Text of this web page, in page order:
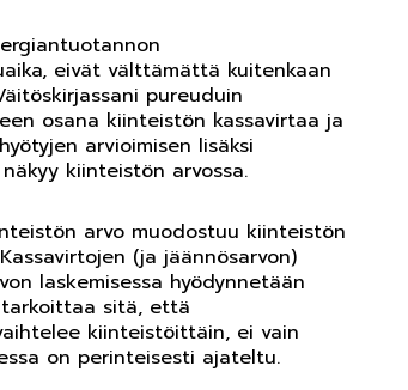
eivät välttämättä kuitenkaan
pureuduin
osana kiinteistön kassavirtaa ja
arvioimisen lisäksi
kiinteistön arvossa.
arvo muodostuu kiinteistön
(ja jäännösarvon)
laskemisessa hyödynnetään
sitä, että
kiinteistöittäin, ei vain
on perinteisesti ajateltu.